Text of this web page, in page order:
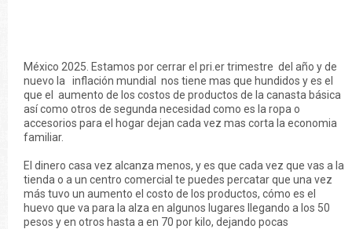
México 2025. Estamos por cerrar el pri.er trimestre del año y de
nuevo la inflación mundial nos tiene mas que hundidos y es el
que el aumento de los costos de productos de la canasta básica
así como otros de segunda necesidad como es la ropa o
accesorios para el hogar dejan cada vez mas corta la economia
familiar.
El dinero casa vez alcanza menos, y es que cada vez que vas a la
tienda o a un centro comercial te puedes percatar que una vez
más tuvo un aumento el costo de los productos, cómo es el
huevo que va para la alza en algunos lugares llegando a los 50
pesos y en otros hasta a en 70 por kilo, dejando pocas